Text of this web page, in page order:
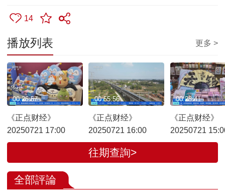
14
播放列表 更多 >
《正点财经》
20250721 17:00
00:26:57
《正点财经》
20250721 16:00
00:55:56
《正点财经》
20250721
00:28:41
往期查詢>
全部評論